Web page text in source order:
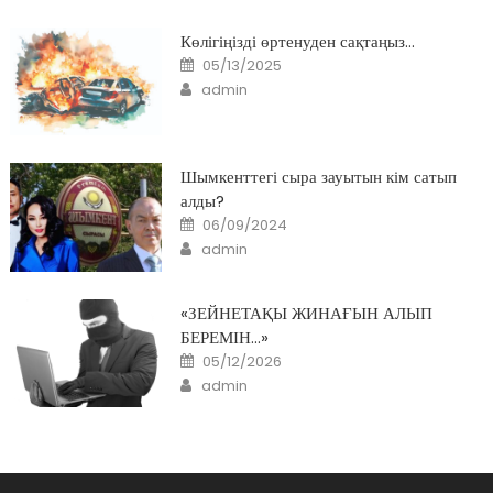
Көлігіңізді өртенуден сақтаңыз…
Posted
on
05/13/2025
Author
admin
Шымкенттегі сыра зауытын кім сатып
алды?
Posted
on
06/09/2024
Author
admin
«ЗЕЙНЕТАҚЫ ЖИНАҒЫН АЛЫП
БЕРЕМІН…»
Posted
on
05/12/2026
Author
admin